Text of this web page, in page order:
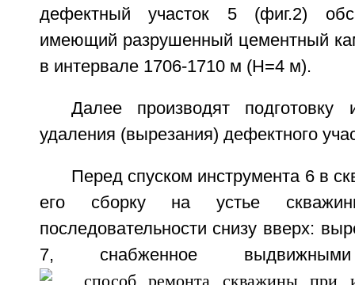
дефектный участок 5 (фиг.2)
имеющий разрушенный цементный
в интервале 1706-1710 м (Н=4 м).
Далее производят подготовку
удаления (вырезания) дефектного
Перед спуском инструмента 6 в
его сборку на устье
последовательности снизу вверх:
7, снабженное